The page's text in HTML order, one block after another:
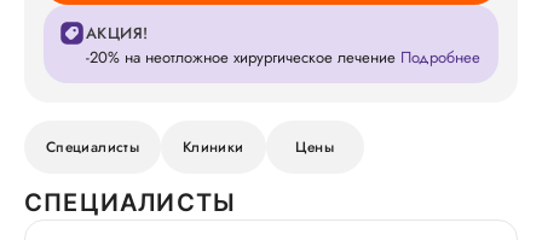
АКЦИЯ!
-20% на неотложное хирургическое лечение Подробнее
Специалисты Клиники Цены
СПЕЦИАЛИСТЫ